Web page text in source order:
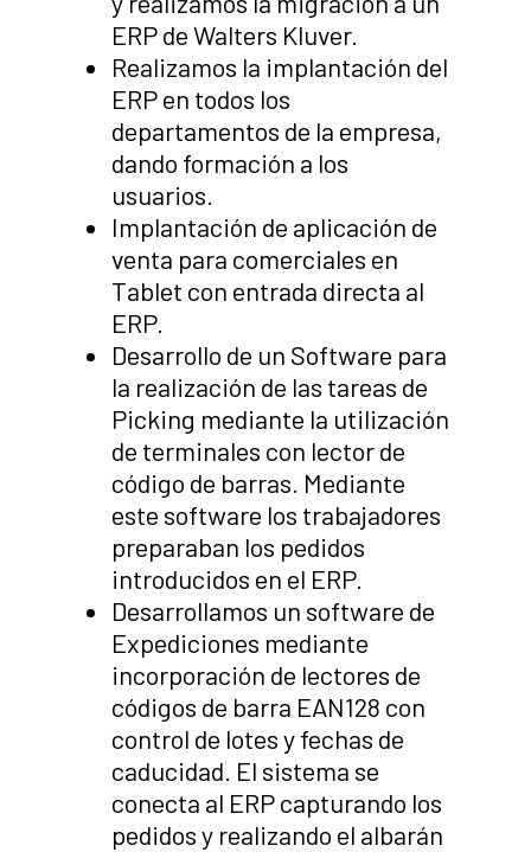
ERP de Walters Kluver.
Realizamos la implantación del
ERP en todos los
departamentos de la empresa,
dando formación a los
usuarios.
Implantación de aplicación de
venta para comerciales en
Tablet con entrada directa al
ERP.
Desarrollo de un Software para
la realización de las tareas de
Picking mediante la utilización
de terminales con lector de
código de barras. Mediante
este software los trabajadores
preparaban los pedidos
introducidos en el ERP.
Desarrollamos un software de
Expediciones mediante
incorporación de lectores de
códigos de barra EAN128 con
control de lotes y fechas de
caducidad. El sistema se
conecta al ERP capturando los
pedidos y realizando el albarán